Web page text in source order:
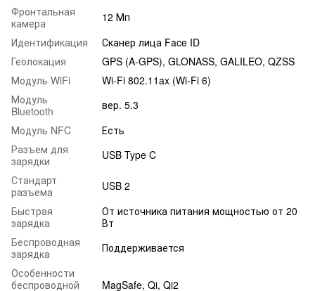
Фронтальная
камера
12 Мп
Идентификация
Сканер лица Face ID
Геолокация
GPS (A-GPS), GLONASS, GALILEO, QZSS
Модуль WiFi
Wi-Fi 802.11ax (Wi-Fi 6)
Модуль
Bluetooth
вер. 5.3
Модуль NFC
Есть
Разъем для
зарядки
USB Type C
Стандарт
разъема
USB 2
Быстрая
зарядка
От источника питания мощностью от 20
Вт
Беспроводная
зарядка
Поддерживается
Особенности
беспроводной
MagSafe, Qi, Qi2